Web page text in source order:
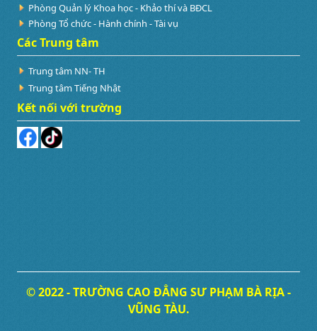
Phòng Quản lý Khoa học - Khảo thí và BĐCL
Phòng Tổ chức - Hành chính - Tài vụ
Các Trung tâm
Trung tâm NN- TH
Trung tâm Tiếng Nhật
Kết nối với trường
© 2022 - TRƯỜNG CAO ĐẲNG SƯ PHẠM BÀ RỊA -
VŨNG TÀU.